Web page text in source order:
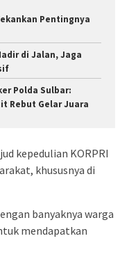
Pentingnya
di Jalan, Jaga
Polda Sulbar:
Rebut Gelar Juara
kepedulian KORPRI
khususnya di
banyaknya warga
mendapatkan